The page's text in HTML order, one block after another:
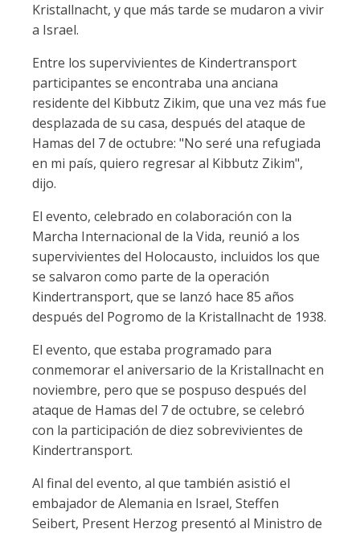
Kristallnacht, y que más tarde se mudaron a vivir
a Israel.
Entre los supervivientes de Kindertransport
participantes se encontraba una anciana
residente del Kibbutz Zikim, que una vez más fue
desplazada de su casa, después del ataque de
Hamas del 7 de octubre: "No seré una refugiada
en mi país, quiero regresar al Kibbutz Zikim",
dijo.
El evento, celebrado en colaboración con la
Marcha Internacional de la Vida, reunió a los
supervivientes del Holocausto, incluidos los que
se salvaron como parte de la operación
Kindertransport, que se lanzó hace 85 años
después del Pogromo de la Kristallnacht de 1938.
El evento, que estaba programado para
conmemorar el aniversario de la Kristallnacht en
noviembre, pero que se pospuso después del
ataque de Hamas del 7 de octubre, se celebró
con la participación de diez sobrevivientes de
Kindertransport.
Al final del evento, al que también asistió el
embajador de Alemania en Israel, Steffen
Seibert, Present Herzog presentó al Ministro de